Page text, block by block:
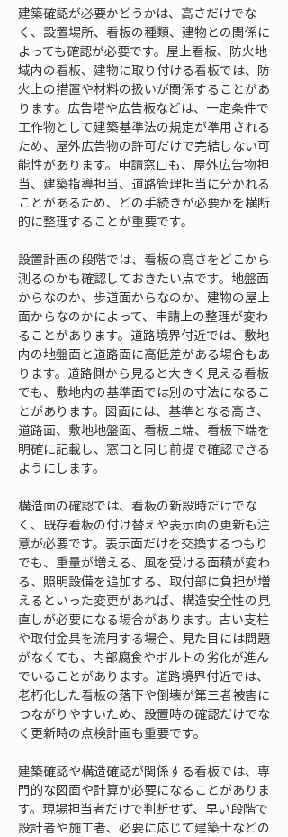
建築確認が必要かどうかは、高さだけでな
く、設置場所、看板の種類、建物との関係に
よっても確認が必要です。屋上看板、防火地
域内の看板、建物に取り付ける看板では、防
火上の措置や材料の扱いが関係することがあ
ります。広告塔や広告板などは、一定条件で
工作物として建築基準法の規定が準用される
ため、屋外広告物の許可だけで完結しない可
能性があります。申請窓口も、屋外広告物担
当、建築指導担当、道路管理担当に分かれる
ことがあるため、どの手続きが必要かを横断
的に整理することが重要です。
設置計画の段階では、看板の高さをどこから
測るのかも確認しておきたい点です。地盤面
からなのか、歩道面からなのか、建物の屋上
面からなのかによって、申請上の整理が変わ
ることがあります。道路境界付近では、敷地
内の地盤面と道路面に高低差がある場合もあ
ります。道路側から見ると大きく見える看板
でも、敷地内の基準面では別の寸法になるこ
とがあります。図面には、基準となる高さ、
道路面、敷地地盤面、看板上端、看板下端を
明確に記載し、窓口と同じ前提で確認できる
ようにします。
構造面の確認では、看板の新設時だけでな
く、既存看板の付け替えや表示面の更新も注
意が必要です。表示面だけを交換するつもり
でも、重量が増える、風を受ける面積が変わ
る、照明設備を追加する、取付部に負担が増
えるといった変更があれば、構造安全性の見
直しが必要になる場合があります。古い支柱
や取付金具を流用する場合、見た目には問題
がなくても、内部腐食やボルトの劣化が進ん
でいることがあります。道路境界付近では、
老朽化した看板の落下や倒壊が第三者被害に
つながりやすいため、設置時の確認だけでな
く更新時の点検計画も重要です。
建築確認や構造確認が関係する看板では、専
門的な図面や計算が必要になることがありま
す。現場担当者だけで判断せず、早い段階で
設計者や施工者、必要に応じて建築士などの